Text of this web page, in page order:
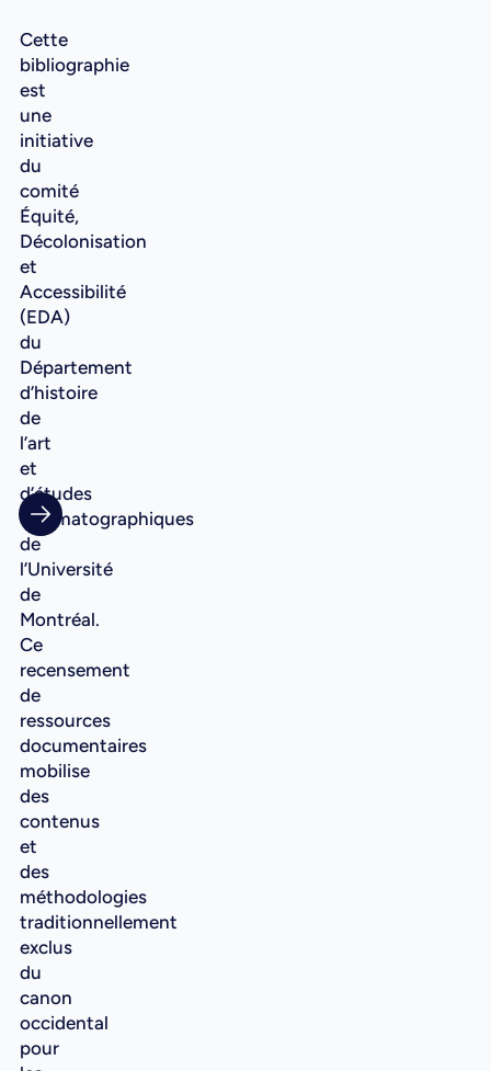
Cette
bibliographie
est
une
initiative
du
comité
Équité,
Décolonisation
et
Accessibilité
(EDA)
du
Département
d’histoire
de
l’art
et
d’études
cinématographiques
de
l’Université
de
Montréal.
Ce
recensement
de
ressources
documentaires
mobilise
des
contenus
et
des
méthodologies
traditionnellement
exclus
du
canon
occidental
pour